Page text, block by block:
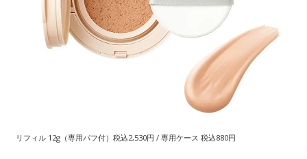
リフィル 12g（専用パフ付）税込2,530円 / 専用ケース 税込880円